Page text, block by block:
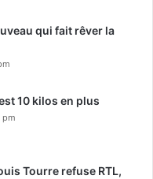
qui fait rêver la
10 kilos en plus
pm
Tourre refuse RTL,